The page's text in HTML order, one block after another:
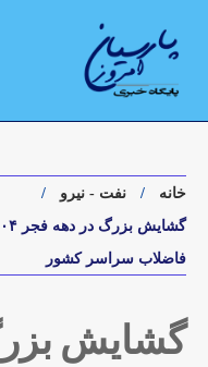
خانه
نفت - نیرو
فاضلاب سراسر کشور
گشایش